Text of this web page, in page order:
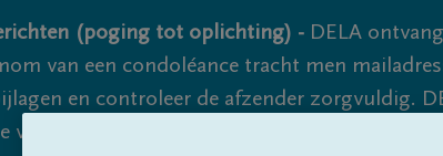
(poging tot oplichting) - DELA
van een condoléance tracht men
en controleer de afzender zorgvuldig.
vallen echter nooit volledig uit te sluiten, dus